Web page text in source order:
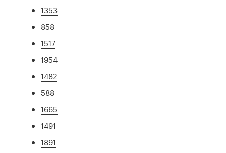
1353
858
1517
1954
1482
588
1665
1491
1891